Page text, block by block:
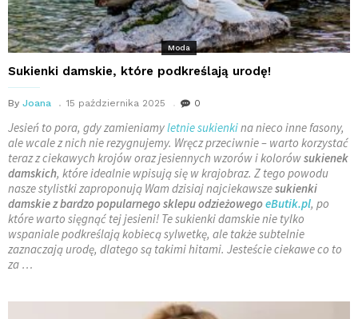
Moda
Sukienki damskie, które podkreślają urodę!
By Joana 15 października 2025 0
Jesień to pora, gdy zamieniamyletnie sukienkina nieco inne fasony,
ale wcale z nich nie rezygnujemy. Wręcz przeciwnie – warto korzystać
teraz z ciekawych krojów oraz jesiennych wzorów i kolorówsukienek
damskich, które idealnie wpisują się w krajobraz. Z tego powodu
nasze stylistki zaproponują Wam dzisiaj najciekawszesukienki
damskiez bardzo popularnego sklepu odzieżowegoeButik.pl, po
które warto sięgnąć tej jesieni! Te sukienki damskie nie tylko
wspaniale podkreślają kobiecą sylwetkę, ale także subtelnie
zaznaczają urodę, dlatego są takimi hitami. Jesteście ciekawe co to
za …